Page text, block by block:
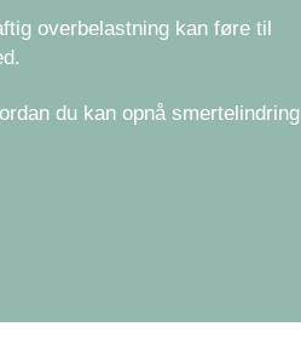
overbelastning kan føre til
du kan opnå smertelindring